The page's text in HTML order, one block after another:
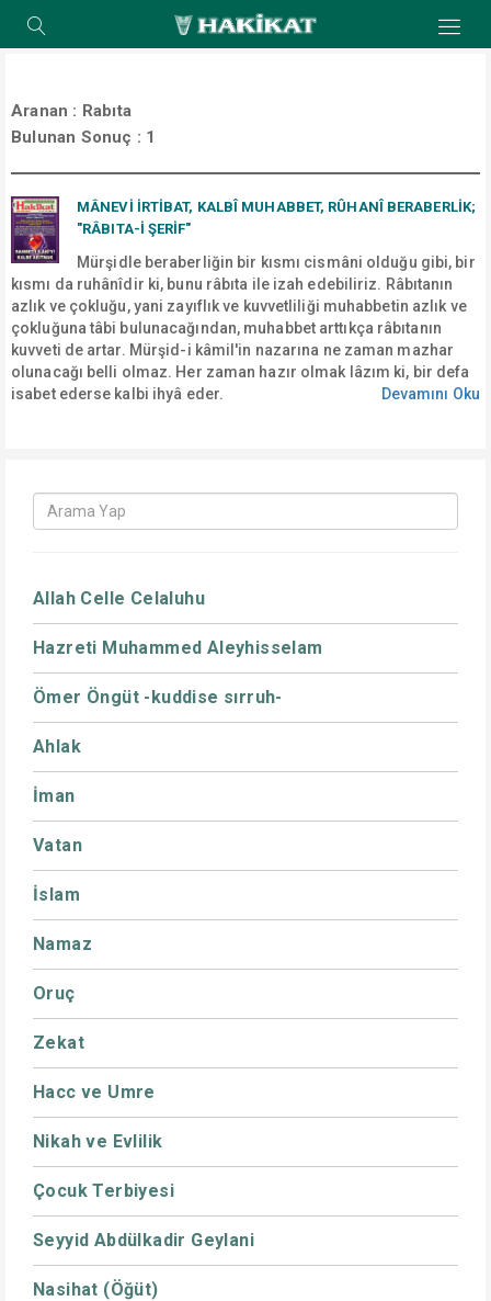
Aranan : Rabıta
Bulunan Sonuç : 1
MÂNEVİ İRTİBAT, KALBÎ MUHABBET, RÛHANÎ BERABERLİK;
"RÂBITA-İ ŞERİF"
Mürşidle beraberliğin bir kısmı cismâni olduğu gibi, bir
kısmı da ruhânîdir ki, bunu râbıta ile izah edebiliriz. Râbıtanın
azlık ve çokluğu, yani zayıflık ve kuvvetliliği muhabbetin azlık ve
çokluğuna tâbi bulunacağından, muhabbet arttıkça râbıtanın
kuvveti de artar. Mürşid-i kâmil'in nazarına ne zaman mazhar
olunacağı belli olmaz. Her zaman hazır olmak lâzım ki, bir defa
isabet ederse kalbi ihyâ eder.
Devamını Oku
Allah Celle Celaluhu
Hazreti Muhammed Aleyhisselam
Ömer Öngüt -kuddise sırruh-
Ahlak
İman
Vatan
İslam
Namaz
Oruç
Zekat
Hacc ve Umre
Nikah ve Evlilik
Çocuk Terbiyesi
Seyyid Abdülkadir Geylani
Nasihat (Öğüt)